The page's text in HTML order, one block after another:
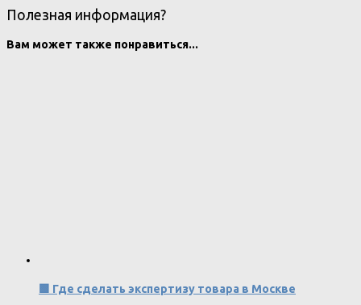
Полезная информация?
Вам может также понравиться...
🟩 Где сделать экспертизу товара в Москве